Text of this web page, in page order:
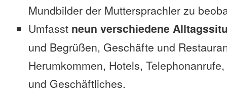
Mundbilder der Muttersprachler zu
Umfasst neun verschiedene
und Begrüßen, Geschäfte und
Herumkommen, Hotels,
und Geschäftliches.